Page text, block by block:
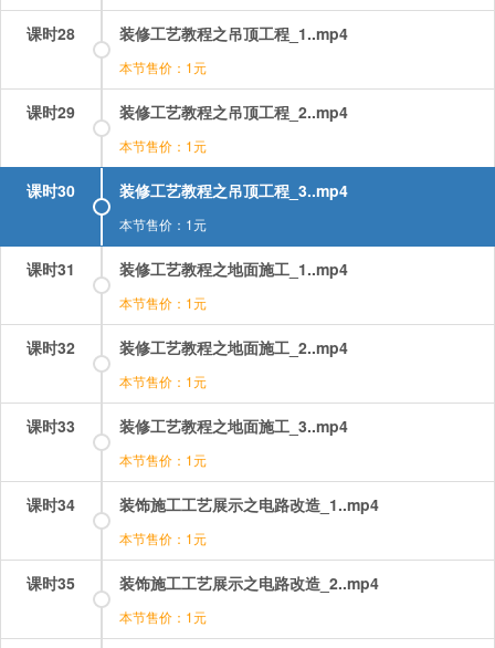
课时28 装修工艺教程之吊顶工程_1..mp4
本节售价：1元
课时29 装修工艺教程之吊顶工程_2..mp4
本节售价：1元
课时30 装修工艺教程之吊顶工程_3..mp4
本节售价：1元
课时31 装修工艺教程之地面施工_1..mp4
本节售价：1元
课时32 装修工艺教程之地面施工_2..mp4
本节售价：1元
课时33 装修工艺教程之地面施工_3..mp4
本节售价：1元
课时34 装饰施工工艺展示之电路改造_1..mp4
本节售价：1元
课时35 装饰施工工艺展示之电路改造_2..mp4
本节售价：1元